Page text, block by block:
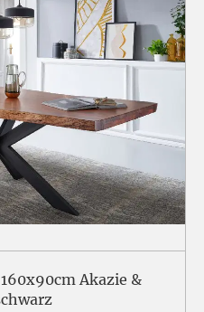
Akazie &